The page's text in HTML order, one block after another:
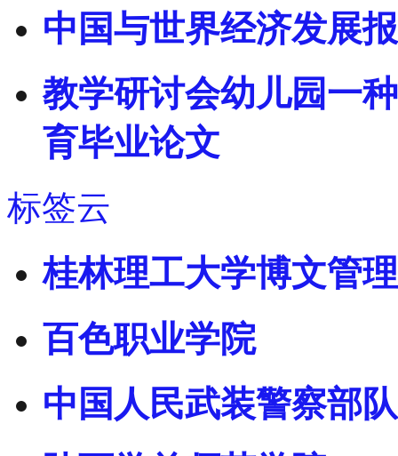
中国与世界经济发展
教学研讨会幼儿园一
育毕业论文
标签云
桂林理工大学博文管
百色职业学院
中国人民武装警察部